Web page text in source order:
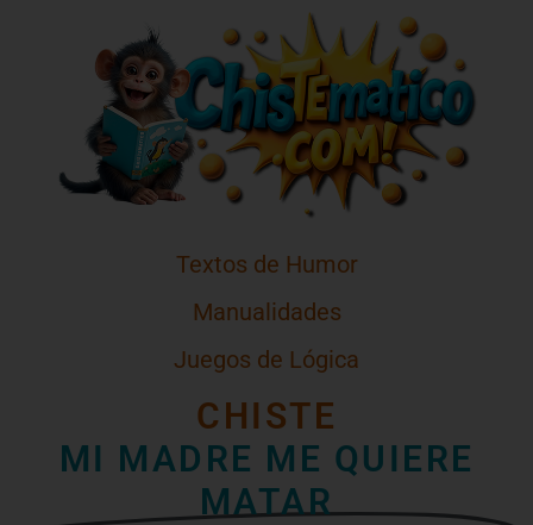
Textos de Humor
Manualidades
Juegos de Lógica
CHISTE
MI MADRE ME QUIERE
MATAR